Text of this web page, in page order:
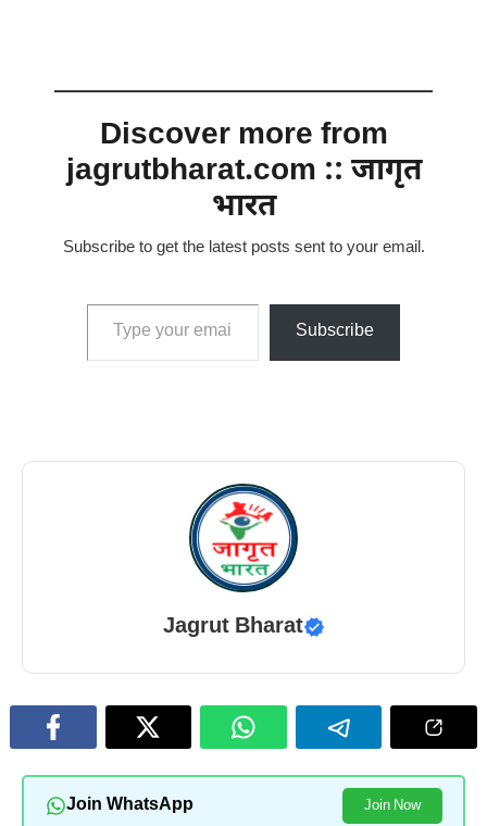
Discover more from
jagrutbharat.com :: जागृत
भारत
Subscribe to get the latest posts sent to your email.
Type your email…
Subscribe
Jagrut Bharat
Join WhatsApp Join Now